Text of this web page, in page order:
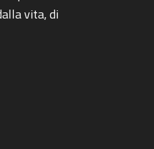
vita, di